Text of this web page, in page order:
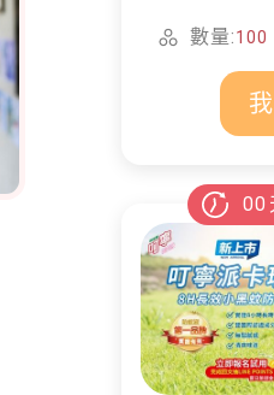
數量:100
00